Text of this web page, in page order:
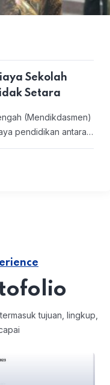
Sekolah
Setara
(Mendikdasmen)
pendidikan antara…
tujuan, lingkup,